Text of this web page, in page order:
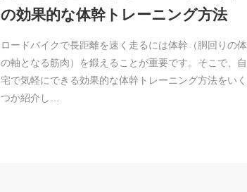
の効果的な体幹トレーニング方法
ロードバイクで長距離を速く走るには体幹（胴回りの体
の軸となる筋肉）を鍛えることが重要です。そこで、自
宅で気軽にできる効果的な体幹トレーニング方法をいく
つか紹介し…